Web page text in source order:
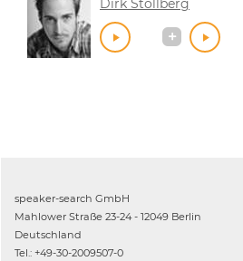
Dirk Stollberg
speaker-search GmbH
Mahlower Straße 23-24 - 12049 Berlin
Deutschland
Tel.: +49-30-2009507-0